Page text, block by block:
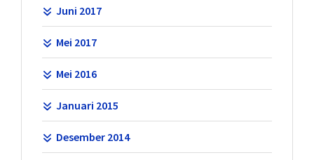
Juni 2017
Mei 2017
Mei 2016
Januari 2015
Desember 2014